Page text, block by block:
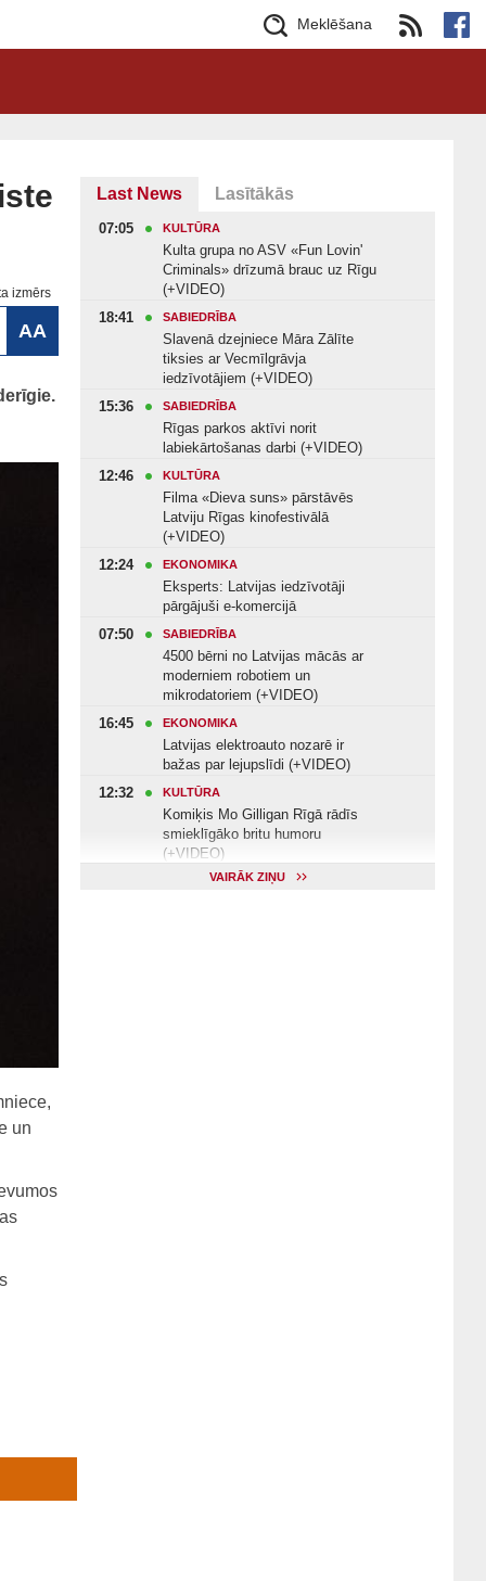
Meklēšana
izmērs
AA
un
Last News Lasītākās
07:05 KULTŪRA
Kulta grupa no ASV «Fun Lovin'
Criminals» drīzumā brauc uz Rīgu
(+VIDEO)
18:41
SABIEDRĪBA
Slavenā dzejniece Māra Zālīte
tiksies ar Vecmīlgrāvja
iedzīvotājiem (+VIDEO)
15:36
SABIEDRĪBA
Rīgas parkos aktīvi norit
labiekārtošanas darbi (+VIDEO)
12:46
KULTŪRA
Filma «Dieva suns» pārstāvēs
Latviju Rīgas kinofestivālā
(+VIDEO)
12:24
EKONOMIKA
Eksperts: Latvijas iedzīvotāji
pārgājuši e-komercijā
07:50
SABIEDRĪBA
4500 bērni no Latvijas mācās ar
moderniem robotiem un
mikrodatoriem (+VIDEO)
16:45
EKONOMIKA
Latvijas elektroauto nozarē ir
bažas par lejupslīdi (+VIDEO)
12:32
KULTŪRA
Komiķis Mo Gilligan Rīgā rādīs
smieklīgāko britu humoru
(+VIDEO)
VESELĪBAVAIRĀK ZIŅU